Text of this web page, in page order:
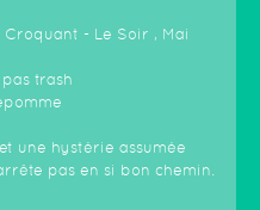
- Le Soir , Mai
trash
une hystérie assumée
pas en si bon chemin.